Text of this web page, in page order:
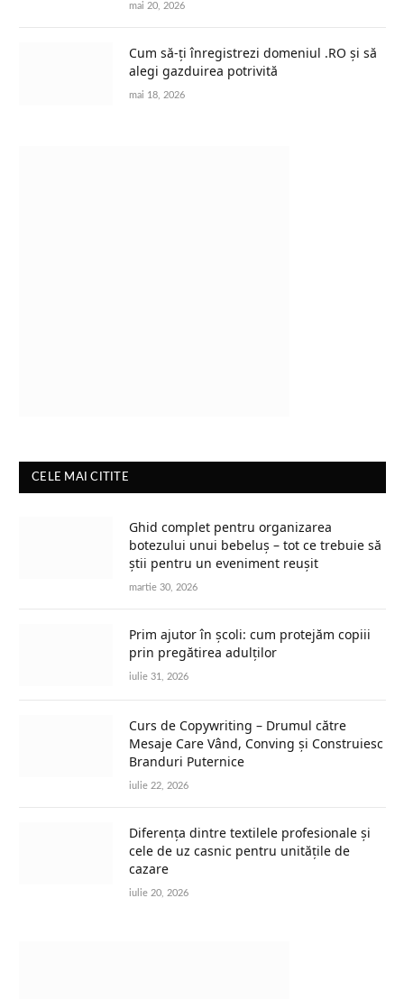
mai 20, 2026
Cum să-ți înregistrezi domeniul .RO și să
alegi gazduirea potrivită
mai 18, 2026
CELE MAI CITITE
Ghid complet pentru organizarea
botezului unui bebeluș – tot ce trebuie să
știi pentru un eveniment reușit
martie 30, 2026
Prim ajutor în școli: cum protejăm copiii
prin pregătirea adulților
iulie 31, 2026
Curs de Copywriting – Drumul către
Mesaje Care Vând, Conving și Construiesc
Branduri Puternice
iulie 22, 2026
Diferența dintre textilele profesionale și
cele de uz casnic pentru unitățile de
cazare
iulie 20, 2026